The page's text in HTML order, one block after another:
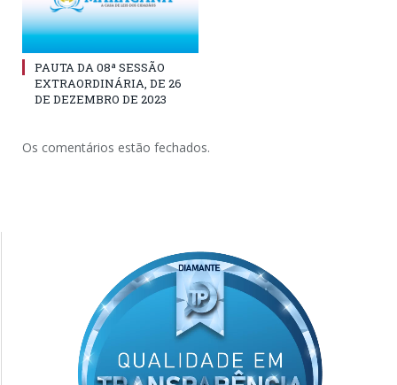
PAUTA DA 08ª SESSÃO
EXTRAORDINÁRIA, DE 26
DE DEZEMBRO DE 2023
Os comentários estão fechados.